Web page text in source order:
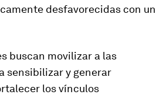
desfavorecidas con un
buscan movilizar a las
sensibilizar y generar
los vínculos